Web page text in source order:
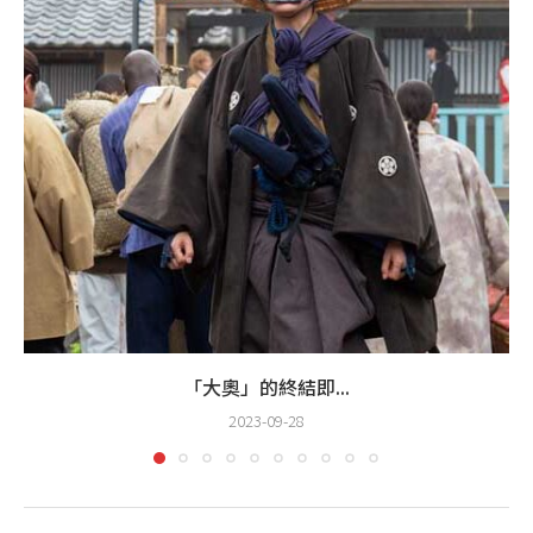
「大奧」的終結即...
2023-09-28